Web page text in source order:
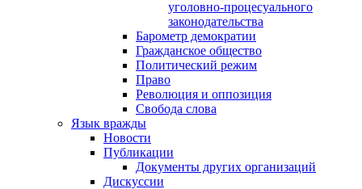
уголовно-процесуального
законодательства
Барометр демократии
Гражданское общество
Политический режим
Право
Революция и оппозиция
Свобода слова
Язык вражды
Новости
Публикации
Документы других организаций
Дискуссии